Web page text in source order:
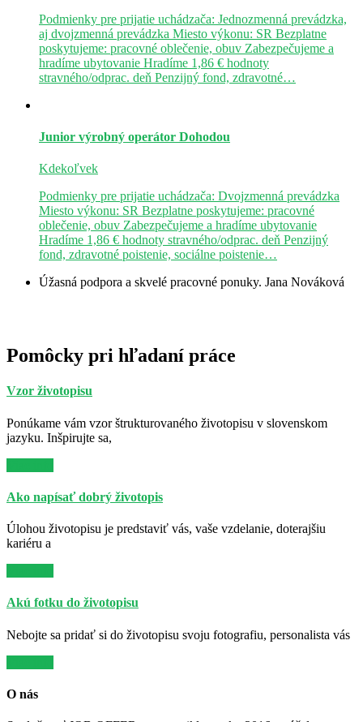
Podmienky pre prijatie uchádzača: Jednozmenná prevádzka,
aj dvojzmenná prevádzka Miesto výkonu: SR Bezplatne
poskytujeme: pracovné oblečenie, obuv Zabezpečujeme a
hradíme ubytovanie Hradíme 1,86 € hodnoty
stravného/odprac. deň Penzijný fond, zdravotné…
Junior výrobný operátor Dohodou
Kdekoľvek
Podmienky pre prijatie uchádzača: Dvojzmenná prevádzka
Miesto výkonu: SR Bezplatne poskytujeme: pracovné
oblečenie, obuv Zabezpečujeme a hradíme ubytovanie
Hradíme 1,86 € hodnoty stravného/odprac. deň Penzijný
fond, zdravotné poistenie, sociálne poistenie…
Úžasná podpora a skvelé pracovné ponuky. Jana Nováková
Pomôcky pri hľadaní práce
Vzor životopisu
Ponúkame vám vzor štrukturovaného životopisu v slovenskom
jazyku. Inšpirujte sa,
Ako napísať dobrý životopis
Úlohou životopisu je predstaviť vás, vaše vzdelanie, doterajšiu
kariéru a
Akú fotku do životopisu
Nebojte sa pridať si do životopisu svoju fotografiu, personalista vás
O nás